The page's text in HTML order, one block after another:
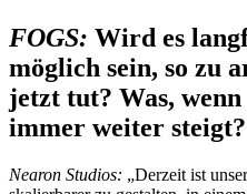
FOGS: Wird es
möglich sein, so zu
jetzt tut? Was,
immer weiter steigt?
Nearon Studios: „Derzeit ist